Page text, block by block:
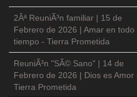
2Âª ReuniÃ³n familiar | 15 de
Febrero de 2026 | Amar en todo
tiempo - Tierra Prometida
ReuniÃ³n "SÃ© Sano" | 14 de
Febrero de 2026 | Dios es Amor
Tierra Prometida